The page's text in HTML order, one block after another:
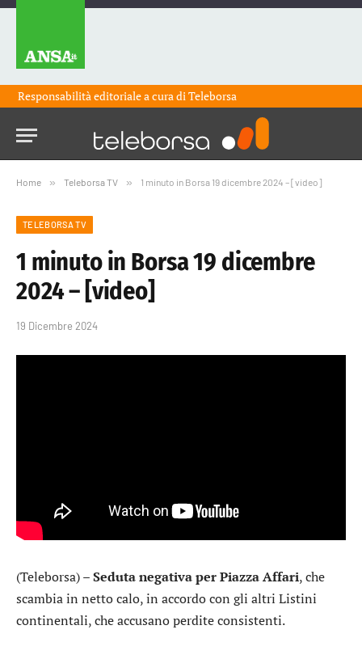
Responsabilità editoriale a cura diTeleborsa
Home » Teleborsa TV » 1 minuto in Borsa 19 dicembre 2024 – [video]
TELEBORSA TV
1 minuto in Borsa 19 dicembre
2024 – [video]
19 Dicembre 2024
(Teleborsa) –Seduta negativa per Piazza Affari, che
scambia in netto calo, in accordo con gli altri Listini
continentali, che accusano perdite consistenti.